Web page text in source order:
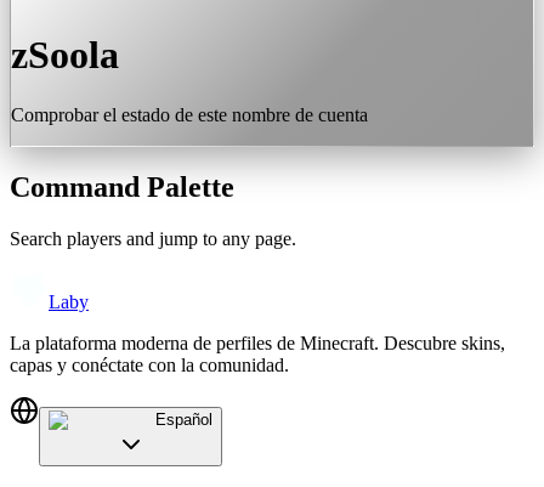
zSoola
Comprobar el estado de este nombre de cuenta
Command Palette
Search players and jump to any page.
Laby
La plataforma moderna de perfiles de Minecraft. Descubre skins,
capas y conéctate con la comunidad.
Español